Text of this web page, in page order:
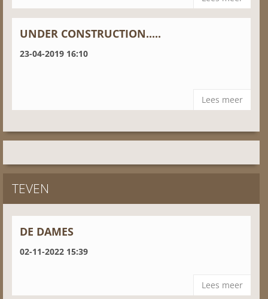
UNDER CONSTRUCTION.....
23-04-2019 16:10
Lees meer
TEVEN
DE DAMES
02-11-2022 15:39
Lees meer